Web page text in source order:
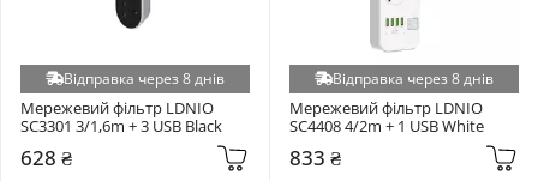
Відправка через 8 днів
Мережевий фільтр LDNIO
SC3301 3/1,6m + 3 USB Black
628 ₴
Відправка через 8 днів
Мережевий фільтр LDNIO
SC4408 4/2m + 1 USB White
833 ₴